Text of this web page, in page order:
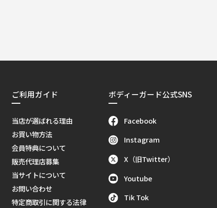
ご利用ガイド
当店が選ばれる理由
お買い物方法
会員特典について
販売代理店募集
当サイトについて
お問い合わせ
特定商取引に関する法律
ボディーガード公式SNS
Facebook
Instagram
X（旧Twitter）
Youtube
Tik Tok